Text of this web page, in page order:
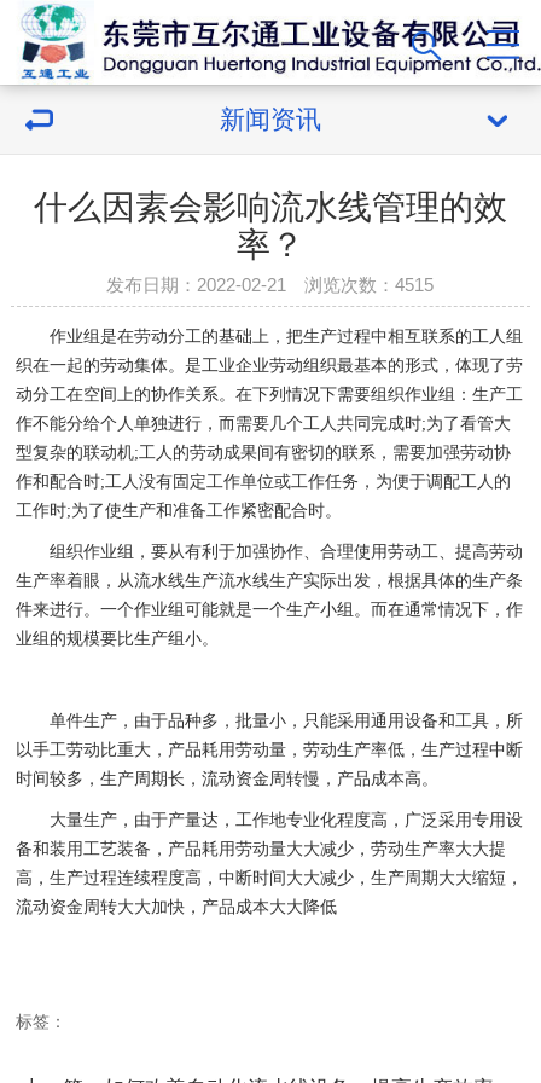
新闻资讯
什么因素会影响流水线管理的效
率？
发布日期：2022-02-21 浏览次数：4515
作业组是在劳动分工的基础上，把生产过程中相互联系的工人组
织在一起的劳动集体。是工业企业劳动组织最基本的形式，体现了劳
动分工在空间上的协作关系。在下列情况下需要组织作业组：生产工
作不能分给个人单独进行，而需要几个工人共同完成时;为了看管大
型复杂的联动机;工人的劳动成果间有密切的联系，需要加强劳动协
作和配合时;工人没有固定工作单位或工作任务，为便于调配工人的
工作时;为了使生产和准备工作紧密配合时。
组织作业组，要从有利于加强协作、合理使用劳动工、提高劳动
生产率着眼，从流水线生产流水线生产实际出发，根据具体的生产条
件来进行。一个作业组可能就是一个生产小组。而在通常情况下，作
业组的规模要比生产组小。
单件生产，由于品种多，批量小，只能采用通用设备和工具，所
以手工劳动比重大，产品耗用劳动量，劳动生产率低，生产过程中断
时间较多，生产周期长，流动资金周转慢，产品成本高。
大量生产，由于产量达，工作地专业化程度高，广泛采用专用设
备和装用工艺装备，产品耗用劳动量大大减少，劳动生产率大大提
高，生产过程连续程度高，中断时间大大减少，生产周期大大缩短，
流动资金周转大大加快，产品成本大大降低
标签：